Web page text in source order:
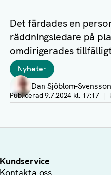
Det färdades en
räddningsledare på
omdirigerades
TaggarNyheter
Författare
Dan Sjöblom-Svensson
Visa profil
Publicerad 9.7.2024 kl. 17:17
Kundservice
Kontakta oss